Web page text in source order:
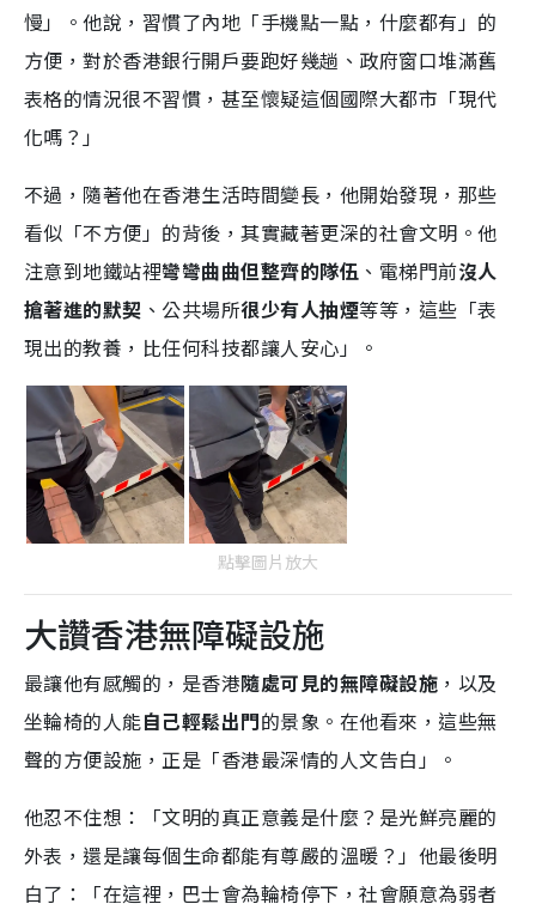
慢」。他說，習慣了內地「手機點一點，什麼都有」的
方便，對於香港銀行開戶要跑好幾趟、政府窗口堆滿舊
表格的情況很不習慣，甚至懷疑這個國際大都市「現代
化嗎？」
不過，隨著他在香港生活時間變長，他開始發現，那些
看似「不方便」的背後，其實藏著更深的社會文明。他
注意到地鐵站裡彎彎曲曲但整齊的隊伍 、電梯門前沒人
搶著進的默契 、公共場所很少有人抽煙等等，這些「表
現出的教養，比任何科技都讓人安心」。
點擊圖片放大
大讚香港無障礙設施
最讓他有感觸的，是香港隨處可見的無障礙設施 ，以及
坐輪椅的人能自己輕鬆出門的景象。在他看來，這些無
聲的方便設施，正是「香港最深情的人文告白」。
他忍不住想：「文明的真正意義是什麼？是光鮮亮麗的
外表，還是讓每個生命都能有尊嚴的溫暖？」他最後明
白了：「在這裡，巴士會為輪椅停下，社會願意為弱者